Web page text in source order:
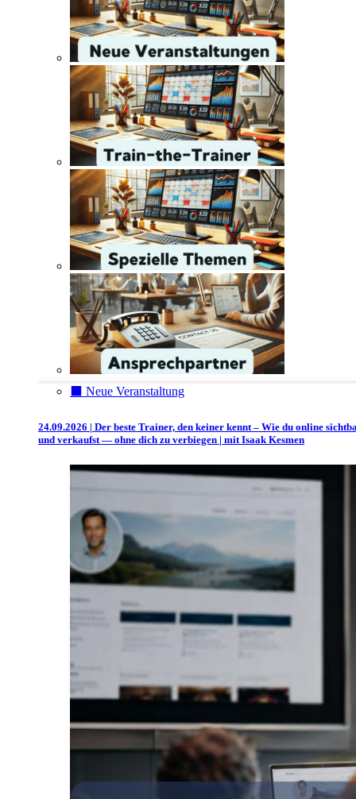
⬛️ Neue Veranstaltung
24.09.2026 | Der beste Trainer, den keiner kennt – Wie du online
und verkaufst — ohne dich zu verbiegen | mit Isaak Kesmen